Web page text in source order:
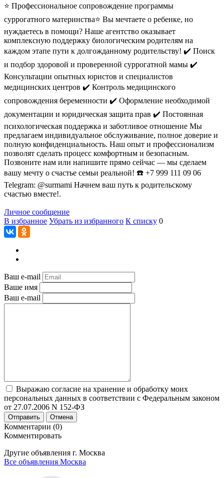
⭐️ Профессиональное сопровождение программы
суррогатного материнства⭐️ Вы мечтаете о ребенке, но
нуждаетесь в помощи? Наше агентство оказывает
комплексную поддержку биологическим родителям на
каждом этапе пути к долгожданному родительству! ✔️ Поиск
и подбор здоровой и проверенной суррогатной мамы ✔️
Консультации опытных юристов и специалистов
медицинских центров ✔️ Контроль медицинского
сопровождения беременности ✔️ Оформление необходимой
документации и юридическая защита прав ✔️ Постоянная
психологическая поддержка и заботливое отношение Мы
предлагаем индивидуальное обслуживание, полное доверие и
полную конфиденциальность. Наш опыт и профессионализм
позволят сделать процесс комфортным и безопасным.
Позвоните нам или напишите прямо сейчас — мы сделаем
вашу мечту о счастье семьи реальной! ☎️ +7 999 111 09 06
Telegram: @surmami Начнем ваш путь к родительскому
счастью вместе!.
Личное сообщение
В избранное Убрать из избранного К списку 0
Ваш e-mail
Ваше имя
Ваш e-mail
Выражаю согласие на хранение и обработку моих
персональных данных в соответствии с Федеральным законом
от 27.07.2006 N 152-ФЗ
Отправить Отмена
Комментарии (0)
Комментировать
Другие объявления г. Москва
Все объявления Москва